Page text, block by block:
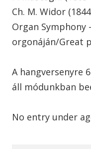
Ch. M. Widor
Organ Symphony
orgonáján/Great
A hangversenyre
áll módunkban
No entry under